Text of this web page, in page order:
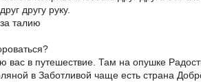
другу руку.
талию
вас в путешествие. Там на опушке
в Заботливой чаще есть страна